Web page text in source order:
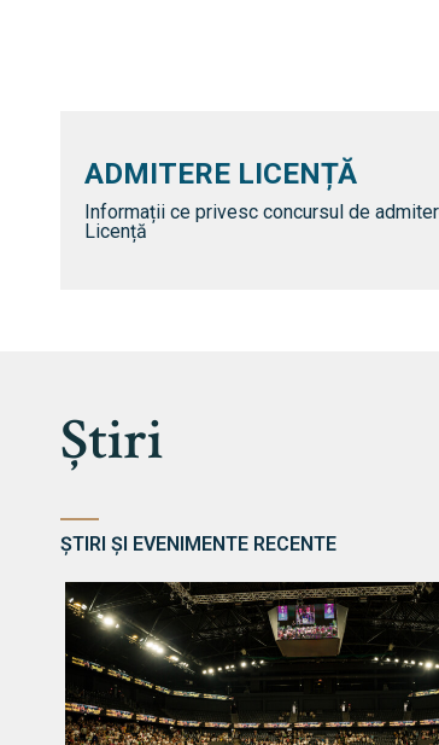
ADMITERE LICENȚĂ
Informații ce privesc concursul de
Licență
Știri
ȘTIRI ȘI EVENIMENTE RECENTE